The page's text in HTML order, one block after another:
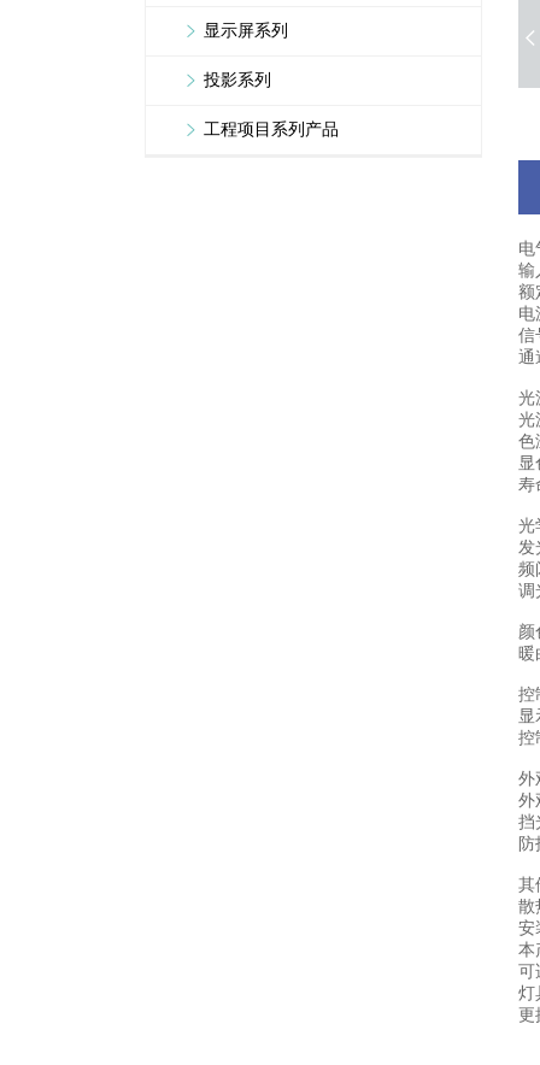
显示屏系列
投影系列
工程项目系列产品
电
输
额
电
信
通
光
光
色
显
寿
光
发
频
调
颜
暖
控
显
控
外
外
挡
防
其
散
安
本
可
灯
更